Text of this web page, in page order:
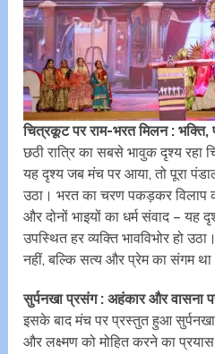
चित्रकूट पर राम-भरत मिलन : भक्ति,
छठी रात्रि का सबसे भावुक दृश्य रहा
यह दृश्य जब मंच पर आया, तो पूरा
उठा। भरत का चरण पकड़कर विलाप
और दोनों भाइयों का धर्म संवाद – यह
उपस्थित हर व्यक्ति भावविभोर हो
नहीं, बल्कि सत्य और प्रेम का संगम
सुर्पनखा प्रसंग : अहंकार और वासना पर
इसके बाद मंच पर प्रस्तुत हुआ
और लक्ष्मण को मोहित करने का